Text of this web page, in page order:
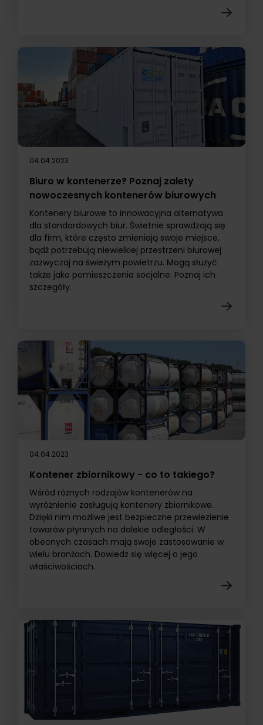
04.04.2023
Biuro w kontenerze? Poznaj zalety
nowoczesnych kontenerów biurowych
Kontenery biurowe to innowacyjna alternatywa
dla standardowych biur. Świetnie sprawdzają się
dla firm, które często zmieniają swoje miejsce,
bądź potrzebują niewielkiej przestrzeni biurowej
zazwyczaj na świeżym powietrzu. Mogą służyć
także jako pomieszczenia socjalne. Poznaj ich
szczegóły.
04.04.2023
Kontener zbiornikowy - co to takiego?
Wśród różnych rodzajów kontenerów na
wyróżnienie zasługują kontenery zbiornikowe.
Dzięki nim możliwe jest bezpieczne przewiezienie
towarów płynnych na dalekie odległości. W
obecnych czasach mają swoje zastosowanie w
wielu branżach. Dowiedz się więcej o jego
właściwościach.